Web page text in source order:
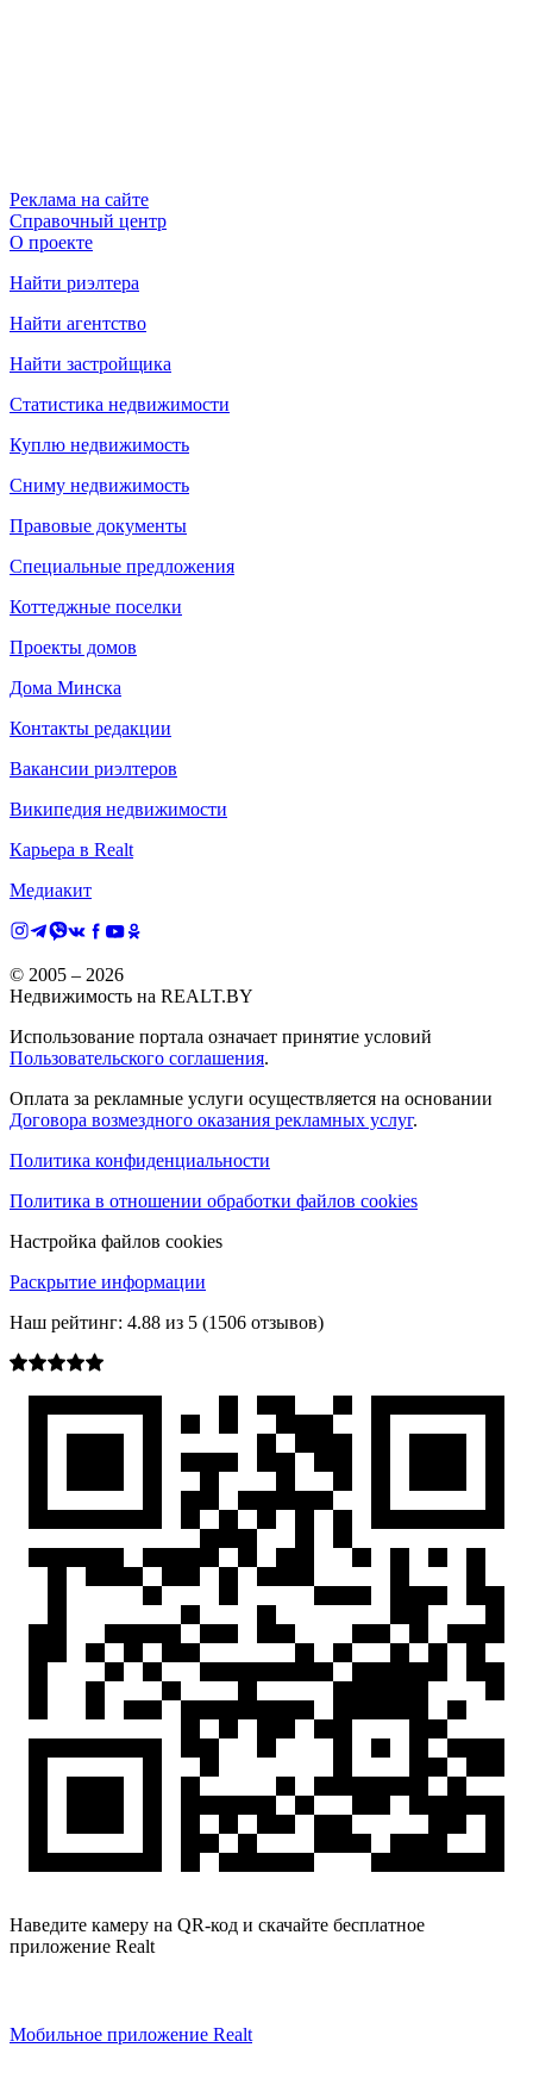
Реклама на сайте
Справочный центр
О проекте
Найти риэлтера
Найти агентство
Найти застройщика
Статистика недвижимости
Куплю недвижимость
Сниму недвижимость
Правовые документы
Специальные предложения
Коттеджные поселки
Проекты домов
Дома Минска
Контакты редакции
Вакансии риэлтеров
Википедия недвижимости
Карьера в Realt
Медиакит
© 2005 – 2026
Недвижимость на REALT.BY
Использование портала означает принятие условий
Пользовательского соглашения.
Оплата за рекламные услуги осуществляется на основании
Договора возмездного оказания рекламных услуг.
Политика конфиденциальности
Политика в отношении обработки файлов cookies
Настройка файлов cookies
Раскрытие информации
Наш рейтинг: 4.88 из 5 (1506 отзывов)
Наведите камеру на QR-код и скачайте бесплатное
приложение Realt
Мобильное приложение Realt